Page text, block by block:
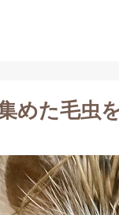
めた毛虫